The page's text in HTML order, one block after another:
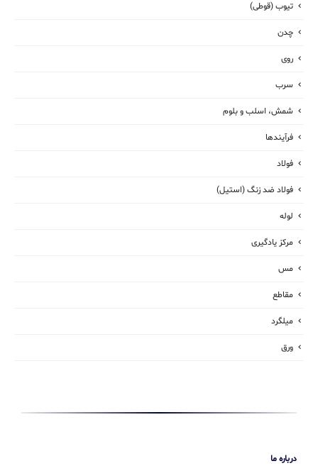
تیوب (قوطی)
چدن
روی
سرب
شمش، اسلب و بلوم
فرآیندها
فولاد
فولاد ضد زنگ (استیل)
لوله
مرکز یادگیری
مس
مقاطع
میلگرد
ورق
درباره ما